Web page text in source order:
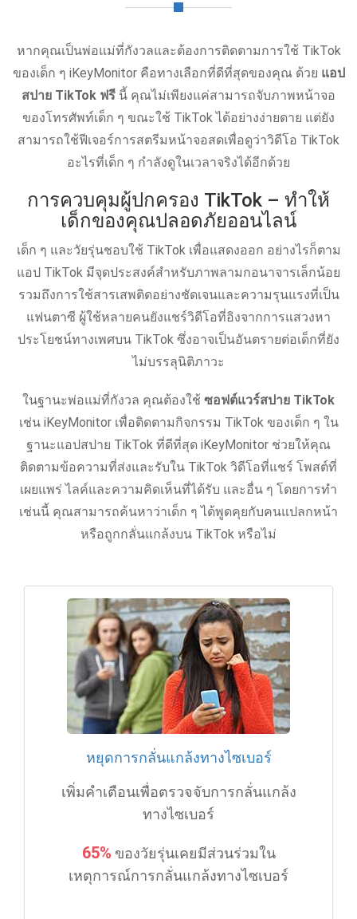
หากคุณเป็นพ่อแม่ที่กังวลและต้องการติดตามการใช้ TikTok
ของเด็ก ๆ iKeyMonitor คือทางเลือกที่ดีที่สุดของคุณ ด้วย แอป
สปาย TikTok ฟรี นี้ คุณไม่เพียงแค่สามารถจับภาพหน้าจอ
ของโทรศัพท์เด็ก ๆ ขณะใช้ TikTok ได้อย่างง่ายดาย แต่ยัง
สามารถใช้ฟีเจอร์การสตรีมหน้าจอสดเพื่อดูว่าวิดีโอ TikTok
อะไรที่เด็ก ๆ กำลังดูในเวลาจริงได้อีกด้วย
การควบคุมผู้ปกครอง TikTok – ทำให้
เด็กของคุณปลอดภัยออนไลน์
เด็ก ๆ และวัยรุ่นชอบใช้ TikTok เพื่อแสดงออก อย่างไรก็ตาม
แอป TikTok มีจุดประสงค์สำหรับภาพลามกอนาจารเล็กน้อย
รวมถึงการใช้สารเสพติดอย่างชัดเจนและความรุนแรงที่เป็น
แฟนตาซี ผู้ใช้หลายคนยังแชร์วิดีโอที่อิงจากการแสวงหา
ประโยชน์ทางเพศบน TikTok ซึ่งอาจเป็นอันตรายต่อเด็กที่ยัง
ไม่บรรลุนิติภาวะ
ในฐานะพ่อแม่ที่กังวล คุณต้องใช้ ซอฟต์แวร์สปาย TikTok
เช่น iKeyMonitor เพื่อติดตามกิจกรรม TikTok ของเด็ก ๆ ใน
ฐานะแอปสปาย TikTok ที่ดีที่สุด iKeyMonitor ช่วยให้คุณ
ติดตามข้อความที่ส่งและรับใน TikTok วิดีโอที่แชร์ โพสต์ที่
เผยแพร่ ไลค์และความคิดเห็นที่ได้รับ และอื่น ๆ โดยการทำ
เช่นนี้ คุณสามารถค้นหาว่าเด็ก ๆ ได้พูดคุยกับคนแปลกหน้า
หรือถูกกลั่นแกล้งบน TikTok หรือไม่
หยุดการกลั่นแกล้งทางไซเบอร์
เพิ่มคำเตือนเพื่อตรวจจับการกลั่นแกล้ง
ทางไซเบอร์
65% ของวัยรุ่นเคยมีส่วนร่วมใน
เหตุการณ์การกลั่นแกล้งทางไซเบอร์